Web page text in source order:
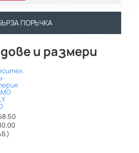
ПОРЪЧКА
и размери